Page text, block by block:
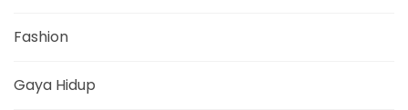
Fashion
Gaya Hidup